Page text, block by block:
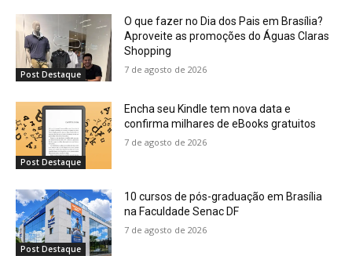
Post Destaque
O que fazer no Dia dos Pais em Brasília?
Aproveite as promoções do Águas Claras
Shopping
7 de agosto de 2026
Post Destaque
Encha seu Kindle tem nova data e
confirma milhares de eBooks gratuitos
7 de agosto de 2026
Post Destaque
10 cursos de pós-graduação em Brasília
na Faculdade Senac DF
7 de agosto de 2026